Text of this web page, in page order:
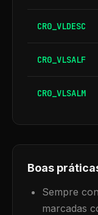
CR0_VLDESC
CR0_VLSALF
CR0_VLSALM
Boas
Sempre
marcadas